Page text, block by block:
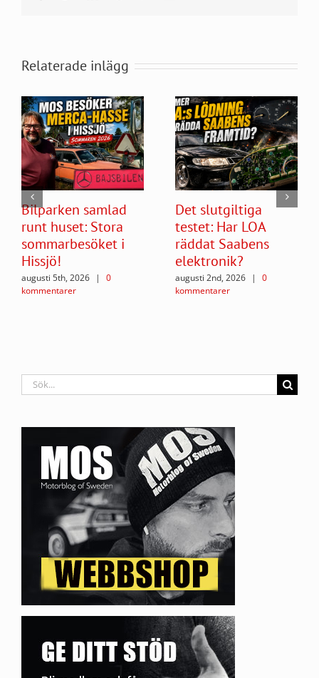
Relaterade inlägg
Bilparken samlad
runt huset: Stora
sommarbesöket i
Hissjö!
augusti 5th, 2026 |
0
kommentarer
Det slutgiltiga
testet: Har LOA
räddat Saabens
elektronik?
augusti 2nd, 2026 |
0
kommentarer
Sök
efter: